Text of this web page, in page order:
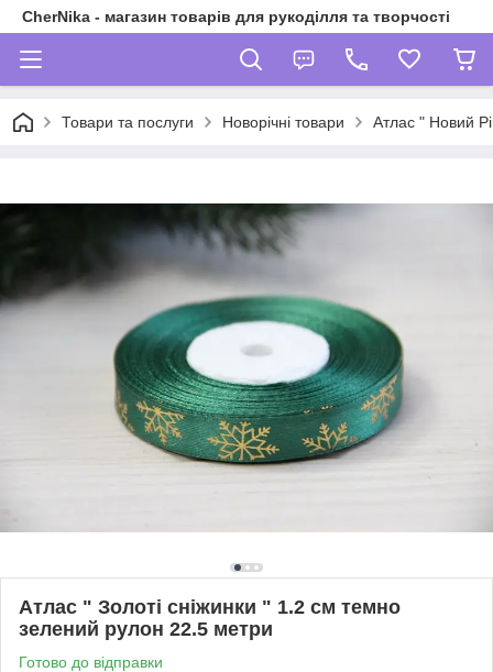
CherNika - магазин товарів для рукоділля та творчості
Товари та послуги Новорічні товари Атлас " Новий
Атлас " Золоті сніжинки " 1.2 см темно
зелений рулон 22.5 метри
Готово до відправки